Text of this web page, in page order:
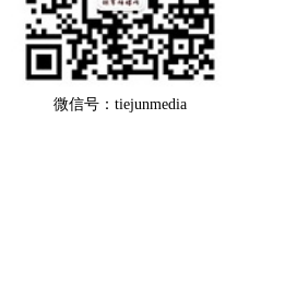
微信号：tiejunmedia